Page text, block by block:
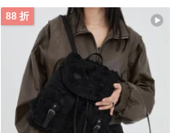
88 折